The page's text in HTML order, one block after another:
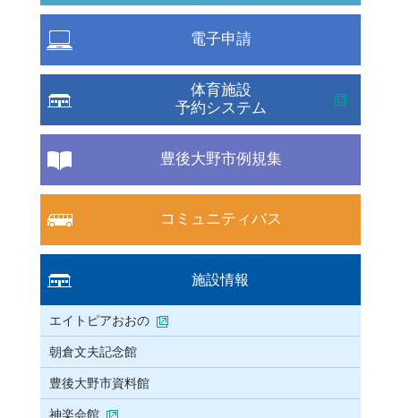
電子申請
体育施設
予約システム
豊後大野市例規集
コミュニティバス
施設情報
エイトピアおおの
朝倉文夫記念館
豊後大野市資料館
神楽会館